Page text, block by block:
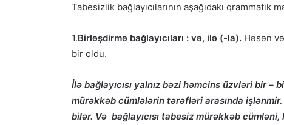
Tabesizlik bağlayıcılarının aşağıdakı qrammatik
1.Birləşdirmə bağlayıcıları : və, ilə (-la). Həsən
bir oldu.
İlə bağlayıcısı yalnız bəzi həmcins üzvləri bir
mürəkkəb cümlələrin tərəfləri arasında işlənmir.
bilər. Və bağlayıcısı tabesiz mürəkkəb